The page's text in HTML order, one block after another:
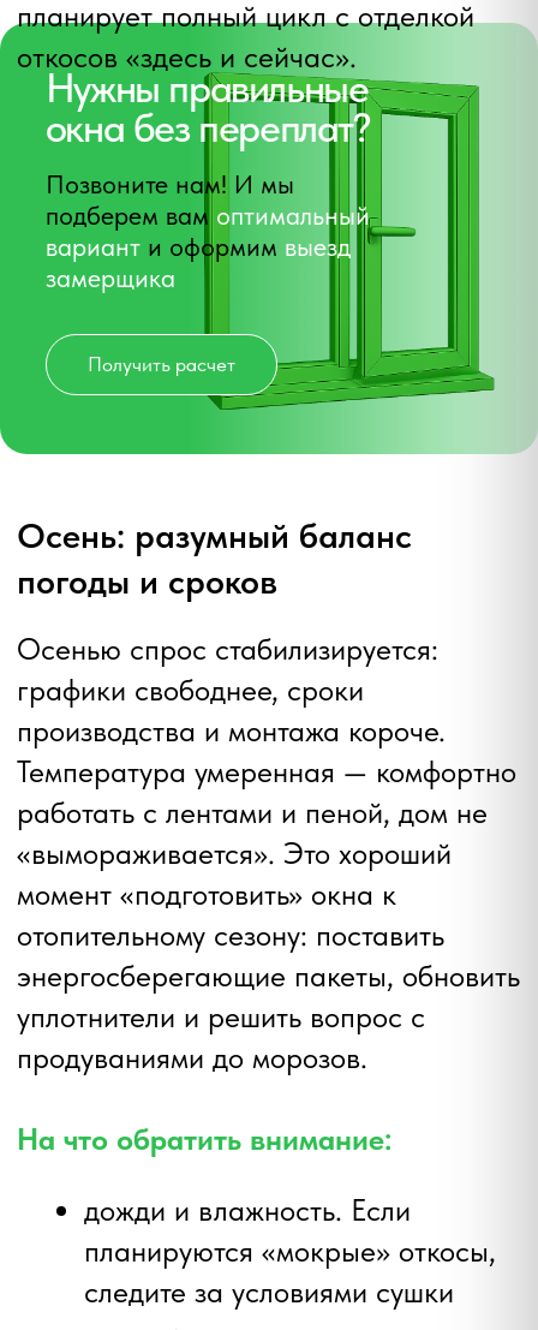
дожди и влажность. Если
планируются «мокрые» откосы,
следите за условиями сушки
внутри: приточная вентиляция и
стабильная температура ускорят
планирование с запасом. Чтобы
успеть до стабильно минусовых
температур, закладывайте 1–2
недели на замер, производство и
Кому подходит:тем, кто хочет
быстрое исполнение без летних
вопрос тепла до запуска отопления.
Современные «зимние» пены, паро‑ и
гидроленты, локальные укрытия
работ сделали зимний монтаж
стандартной практикой. Квартира не
вымерзает: проём держат открытым
минимально, бригада заходит с
тёплыми материалами и сразу
закрывает шов лентами.
Плюсы зимы:
свободные графики и быстрые
сроки. Реально подобрать
удобный день и время, меньше
накладок и переносов.
сезонные скидки. В низкий сезон
производители и монтажные
компании чаще делают акции —
честная диагностика швов.
чувствуется сразу — проще
проверить качество.
Критичные условия технологии:
и реальность